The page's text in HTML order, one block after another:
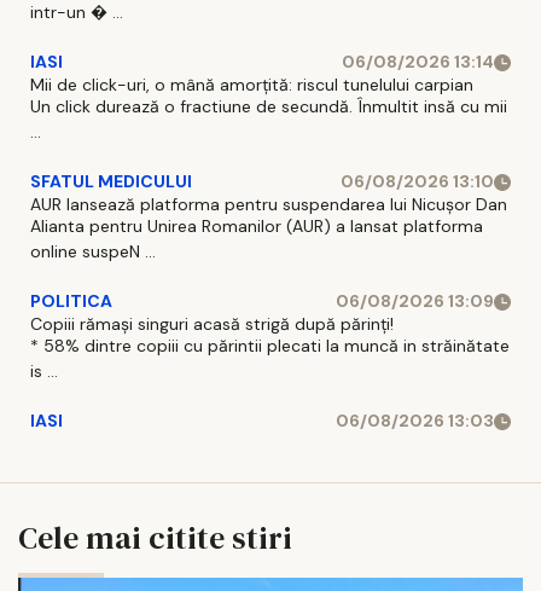
intr-un � ...
IASI
06/08/2026 13:14
Mii de click-uri, o mână amorțită: riscul tunelului carpian
Un click durează o fractiune de secundă. Înmultit insă cu mii
...
SFATUL MEDICULUI
06/08/2026 13:10
AUR lansează platforma pentru suspendarea lui Nicușor Dan
Alianta pentru Unirea Romanilor (AUR) a lansat platforma
online suspeN ...
POLITICA
06/08/2026 13:09
Copiii rămași singuri acasă strigă după părinți!
* 58% dintre copiii cu părintii plecati la muncă in străinătate
is ...
IASI 06/08/2026 13:03
Cele mai citite stiri